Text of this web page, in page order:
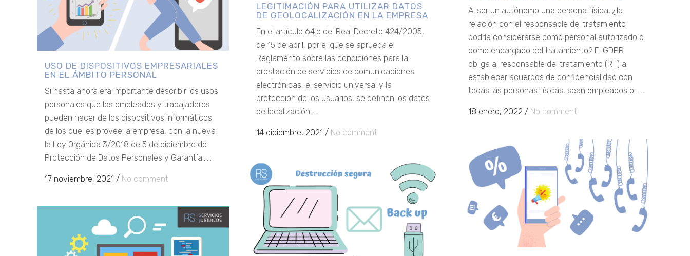
Al ser un autónomo una persona física, ¿la
relación con el responsable del tratamiento
podría considerarse como personal autorizado o
como encargado del tratamiento? El GDPR
obliga al responsable del tratamiento (RT) a
establecer acuerdos de confidencialidad con
todas las personas físicas, sean empleados o......
18 enero, 2022 / No comment
LEGITIMACIÓN PARA UTILIZAR DATOS
DE GEOLOCALIZACIÓN EN LA EMPRESA
En el artículo 64.b del Real Decreto 424/2005,
de 15 de abril, por el que se aprueba el
Reglamento sobre las condiciones para la
prestación de servicios de comunicaciones
electrónicas, el servicio universal y la
protección de los usuarios, se definen los datos
de localización......
14 diciembre, 2021 / No comment
USO DE DISPOSITIVOS EMPRESARIALES
EN EL ÁMBITO PERSONAL
Si hasta ahora era importante describir los usos
personales que los empleados y trabajadores
pueden hacer de los dispositivos informáticos
de los que les provee la empresa, con la nueva
la Ley Orgánica 3/2018 de 5 de diciembre de
Protección de Datos Personales y Garantía......
17 noviembre, 2021 / No comment